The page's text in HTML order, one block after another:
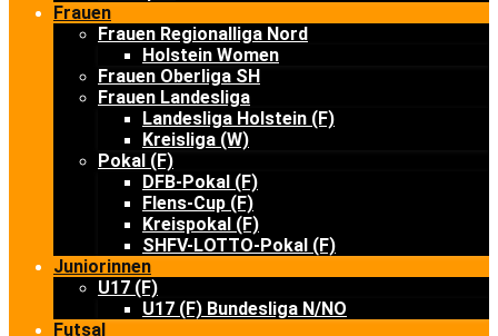
Frauen
Frauen Regionalliga Nord
Holstein Women
Frauen Oberliga SH
Frauen Landesliga
Landesliga Holstein (F)
Kreisliga (W)
Pokal (F)
DFB-Pokal (F)
Flens-Cup (F)
Kreispokal (F)
SHFV-LOTTO-Pokal (F)
Juniorinnen
U17 (F)
U17 (F) Bundesliga N/NO
Futsal